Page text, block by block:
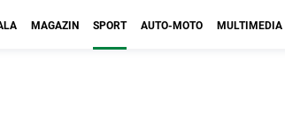
MAGAZIN SPORT AUTO-MOTO MULTIMEDIA